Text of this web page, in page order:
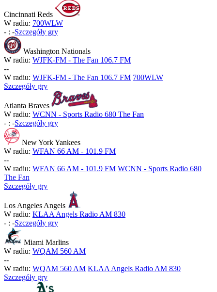
Cincinnati Reds
W radiu: 700WLW
- : -Szczegóły gry
Washington Nationals
W radiu: WJFK-FM - The Fan 106.7 FM
--
W radiu: WJFK-FM - The Fan 106.7 FM 700WLW
Szczegóły gry
Atlanta Braves
W radiu: WCNN - Sports Radio 680 The Fan
- : -Szczegóły gry
New York Yankees
W radiu: WFAN 66 AM - 101.9 FM
--
W radiu: WFAN 66 AM - 101.9 FM WCNN - Sports Radio 680
The Fan
Szczegóły gry
Los Angeles Angels
W radiu: KLAA Angels Radio AM 830
- : -Szczegóły gry
Miami Marlins
W radiu: WQAM 560 AM
--
W radiu: WQAM 560 AM KLAA Angels Radio AM 830
Szczegóły gry